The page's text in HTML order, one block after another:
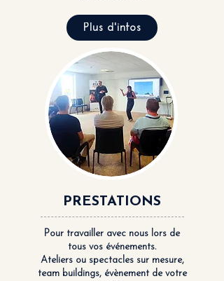
Plus d'infos
PRESTATIONS
Pour travailler avec nous lors de
tous vos événements.
Ateliers ou spectacles sur mesure,
team buildings, évènement de votre